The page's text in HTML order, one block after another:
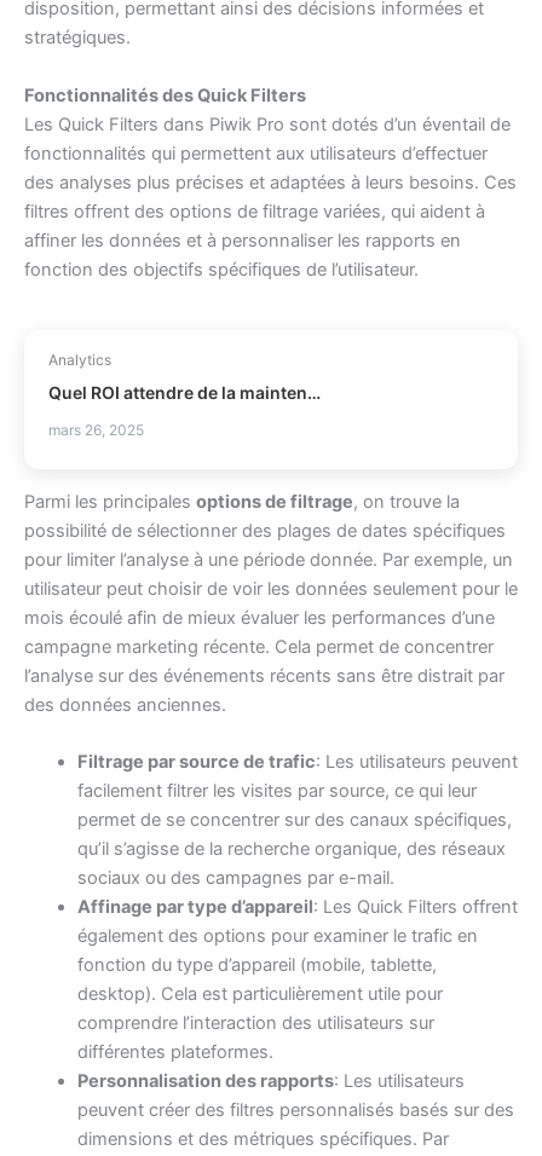
disposition, permettant ainsi des décisions informées et
stratégiques.
Fonctionnalités des Quick Filters
Les Quick Filters dans Piwik Pro sont dotés d’un éventail de
fonctionnalités qui permettent aux utilisateurs d’effectuer
des analyses plus précises et adaptées à leurs besoins. Ces
filtres offrent des options de filtrage variées, qui aident à
affiner les données et à personnaliser les rapports en
fonction des objectifs spécifiques de l’utilisateur.
Analytics
Quel ROI attendre de la maintenance prédictive ?
mars 26, 2025
Parmi les principales options de filtrage, on trouve la
possibilité de sélectionner des plages de dates spécifiques
pour limiter l’analyse à une période donnée. Par exemple, un
utilisateur peut choisir de voir les données seulement pour le
mois écoulé afin de mieux évaluer les performances d’une
campagne marketing récente. Cela permet de concentrer
l’analyse sur des événements récents sans être distrait par
des données anciennes.
Filtrage par source de trafic: Les utilisateurs peuvent
facilement filtrer les visites par source, ce qui leur
permet de se concentrer sur des canaux spécifiques,
qu’il s’agisse de la recherche organique, des réseaux
sociaux ou des campagnes par e-mail.
Affinage par type d’appareil: Les Quick Filters offrent
également des options pour examiner le trafic en
fonction du type d’appareil (mobile, tablette,
desktop). Cela est particulièrement utile pour
comprendre l’interaction des utilisateurs sur
différentes plateformes.
Personnalisation des rapports: Les utilisateurs
peuvent créer des filtres personnalisés basés sur des
dimensions et des métriques spécifiques. Par